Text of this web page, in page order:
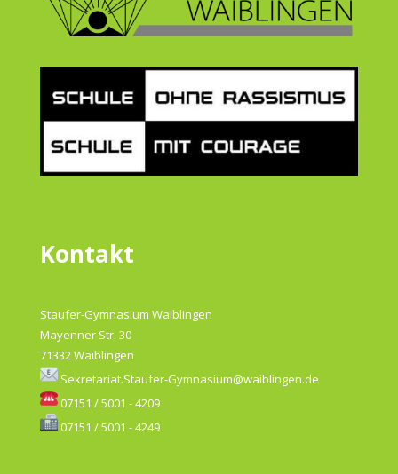
Kontakt
Staufer-Gymnasium Waiblingen
Mayenner Str. 30
71332 Waiblingen
Sekretariat.Staufer-Gymnasium@waiblingen.de
07151 / 5001 - 4209
07151 / 5001 - 4249